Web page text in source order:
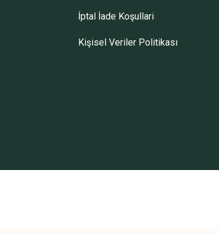
İptal İade Koşullari
Kişisel Veriler Politikası